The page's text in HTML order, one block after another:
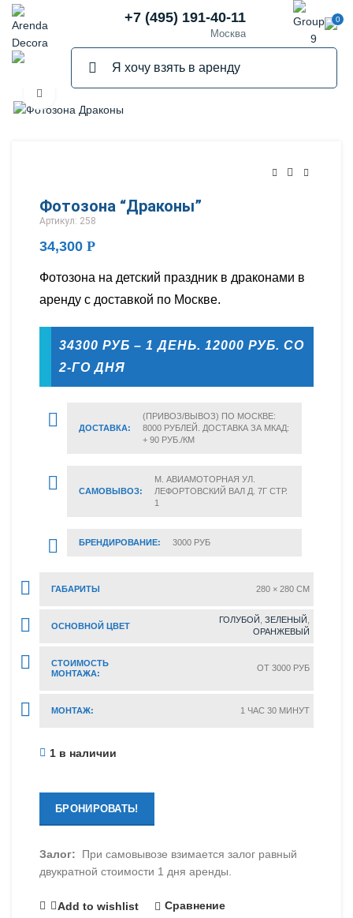
+7 (495) 191-40-11
Москва
0
Фотозона “Драконы”
Артикул: 258
34,300 Р
Фотозона на детский праздник в драконами в
аренду с доставкой по Москве.
34300 РУБ – 1 ДЕНЬ. 12000 РУБ. СО
2-ГО ДНЯ
ДОСТАВКА:
(ПРИВОЗ/ВЫВОЗ) ПО МОСКВЕ:
8000 РУБЛЕЙ. ДОСТАВКА ЗА МКАД:
+ 90 РУБ./КМ
САМОВЫВОЗ:
М. АВИАМОТОРНАЯ УЛ.
ЛЕФОРТОВСКИЙ ВАЛ Д. 7Г СТР.
1
БРЕНДИРОВАНИЕ: 3000 РУБ
ГАБАРИТЫ 280 × 280 CM
ОСНОВНОЙ ЦВЕТ
ГОЛУБОЙ ЗЕЛЕНЫЙ
ОРАНЖЕВЫЙ
СТОИМОСТЬ
МОНТАЖА:
ОТ 3000 РУБ
МОНТАЖ: 1 ЧАС 30 МИНУТ
1 в наличии
БРОНИРОВАТЬ!
Залог: При самовывозе взимается залог равный
двукратной стоимости 1 дня аренды.
Add to wishlist Сравнение